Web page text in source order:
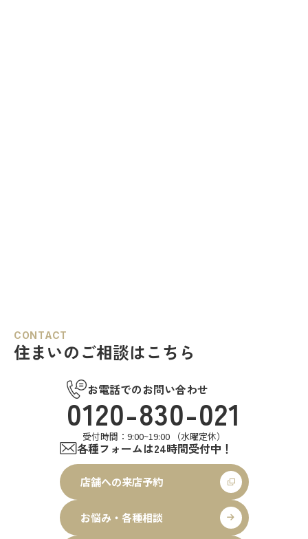
CONTACT
住まいのご相談はこちら
お電話でのお問い合わせ
0120-830-021
受付時間：9:00~19:00 （水曜定休）
各種フォームは24時間受付中！
店舗への来店予約
お悩み・各種相談